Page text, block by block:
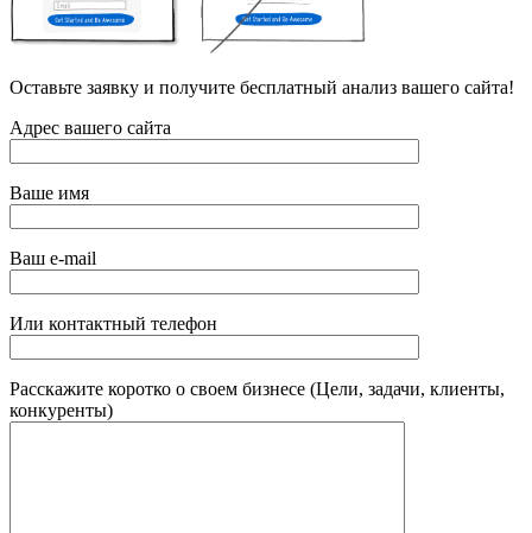
Оставьте заявку и получите бесплатный анализ вашего сайта!
Адрес вашего сайта
Ваше имя
Ваш e-mail
Или контактный телефон
Расскажите коротко о своем бизнесе (Цели, задачи, клиенты,
конкуренты)